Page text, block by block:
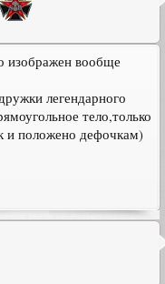
изображен вообще
легендарного
тело,только
и положено дефочкам)